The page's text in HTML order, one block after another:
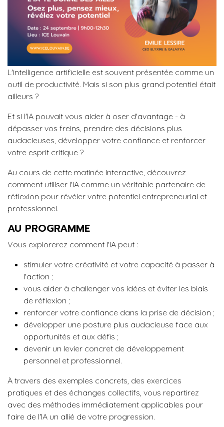
L'intelligence artificielle est souvent présentée comme un
outil de productivité. Mais si son plus grand potentiel était
ailleurs ?
Et si l'IA pouvait vous aider à oser d'avantage - à
dépasser vos freins, prendre des décisions plus
audacieuses, développer votre confiance et renforcer
votre esprit critique ?
Au cours de cette matinée interactive, découvrez
comment utiliser l'IA comme un véritable partenaire de
réflexion pour révéler votre potentiel entrepreneurial et
professionnel.
AU PROGRAMME
Vous explorerez comment l'IA peut :
stimuler votre créativité et votre capacité à passer à
l'action ;
vous aider à challenger vos idées et éviter les biais
de réflexion ;
renforcer votre confiance dans la prise de décision ;
développer une posture plus audacieuse face aux
opportunités et aux défis ;
devenir un levier concret de développement
personnel et professionnel.
À travers des exemples concrets, des exercices
pratiques et des échanges collectifs, vous repartirez
avec des méthodes immédiatement applicables pour
faire de l'IA un allié de votre progression.